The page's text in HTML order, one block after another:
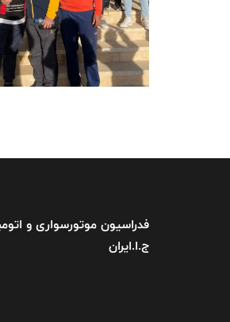
فدراسیون موتورسواری و
ج.ا.ایران